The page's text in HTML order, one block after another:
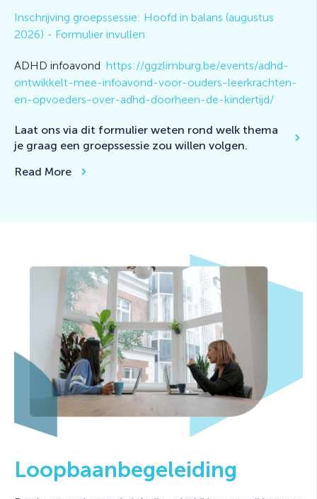
Inschrijving groepssessie: Hoofd in balans (augustus
2026) - Formulier invullen
ADHD infoavond https://ggzlimburg.be/events/adhd-
ontwikkelt-mee-infoavond-voor-ouders-leerkrachten-
en-opvoeders-over-adhd-doorheen-de-kindertijd/
Laat ons via dit formulier weten rond welk thema
je graag een groepssessie zou willen volgen.
Read More
Loopbaanbegeleiding